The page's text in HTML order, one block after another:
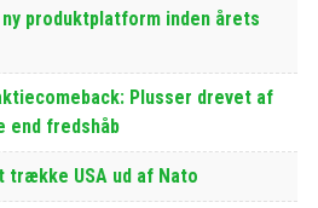
produktplatform inden årets
Plusser drevet af
end fredshåb
trække USA ud af Nato